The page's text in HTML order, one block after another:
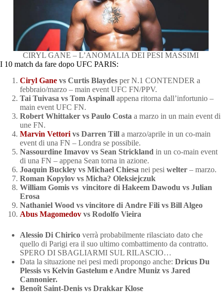
CIRYL GANE – L’ANOMALIA DEI PESI MASSIMI
I 10 match da fare dopo UFC PARIS:
Ciryl Gane vs Curtis Blaydes per N.1 CONTENDER a
febbraio/marzo – main event UFC FN/PPV.
Tai Tuivasa vs Tom Aspinall appena ritorna dall’infortunio –
main event UFC FN.
Robert Whittaker vs Paulo Costa a marzo in un main event di
une FN.
Marvin Vettori vs Darren Till a marzo/aprile in un co-main
event di una FN – Londra se possibile.
Nassourdine Imavov vs Sean Strickland in un co-main event
di una FN – appena Sean torna in azione.
Joaquin Buckley vs Michael Chiesa nei pesi welter – marzo.
Roman Kopylov vs Micha? Oleksiejczuk
William Gomis vs vincitore di Hakeem Dawodu vs Julian
Erosa
Nathaniel Wood vs vincitore di Andre Fili vs Bill Algeo
Abus Magomedov vs Rodolfo Vieira
Alessio Di Chirico verrà probabilmente rilasciato dato che
quello di Parigi era il suo ultimo combattimento da contratto.
SPERO DI SBAGLIARMI SUL RILASCIO…
Data la situazione nei pesi medi propongo anche: Dricus Du
Plessis vs Kelvin Gastelum e Andre Muniz vs Jared
Cannonier.
Benoît Saint-Denis vs Drakkar Klose